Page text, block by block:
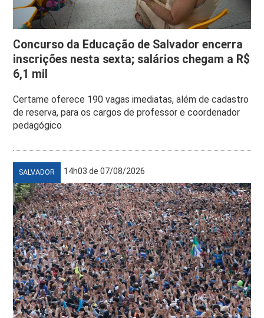
Concurso da Educação de Salvador encerra
inscrições nesta sexta; salários chegam a R$
6,1 mil
Certame oferece 190 vagas imediatas, além de cadastro
de reserva, para os cargos de professor e coordenador
pedagógico
SALVADOR 14h03 de 07/08/2026